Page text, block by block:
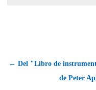
← Del "Libro de
de Peter